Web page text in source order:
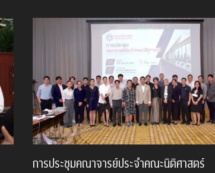
การประชุมคณาจารย์ประจำคณะนิติศาสตร์